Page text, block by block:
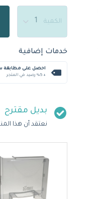
الكمية
خدمات إضافية
احصل على مطابقة
+ %5 رصيد في المتجر
بديل مقترح
نعتقد أن هذا